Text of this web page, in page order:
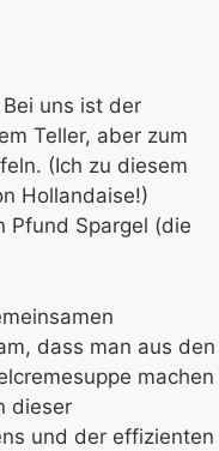
uns ist der
Teller, aber zum
(Ich zu diesem
Hollandaise!)
Pfund Spargel (die
dass man aus den
machen
dieser
und der effizienten